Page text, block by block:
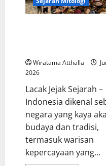
Wiratama Atthalla
2026
Lacak Jejak Sejarah –
Indonesia dikenal
negara yang kaya
budaya dan tradisi,
termasuk warisan
kepercayaan yang...